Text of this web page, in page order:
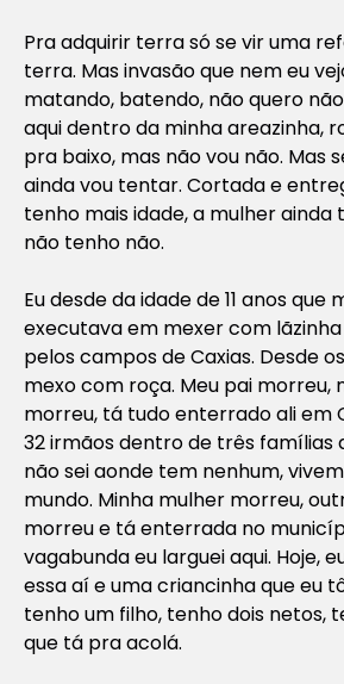
Pra adquirir terra só se vir uma
terra. Mas invasão que nem eu
matando, batendo, não quero
aqui dentro da minha areazinha,
pra baixo, mas não vou não. Mas
ainda vou tentar. Cortada e
tenho mais idade, a mulher ainda
não tenho não.
Eu desde da idade de 11 anos que
executava em mexer com
pelos campos de Caxias. Desde os
mexo com roça. Meu pai morreu,
morreu, tá tudo enterrado ali em
32 irmãos dentro de três famílias
não sei aonde tem nenhum,
mundo. Minha mulher morreu,
morreu e tá enterrada no
vagabunda eu larguei aqui. Hoje,
essa aí e uma criancinha que eu
tenho um filho, tenho dois netos,
que tá pra acolá.